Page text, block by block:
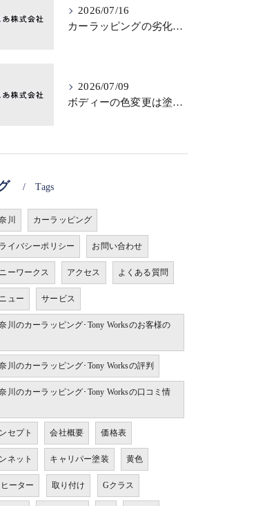
2026/07/16
カーラッピングの劣化原因は？紫外線より見落としがちな保管環境
2026/07/09
ボディーの色変更は塗装だけ？ラッピングで変わる上質感
Tags
川 カーラッピング
イバシーポリシー お問い合わせ
ーワークス アクセス よくある質問
ュー サービス
川のカーラッピング･Tony Worksのお客様の
川のカーラッピング･Tony Worksの評判
川のカーラッピング･Tony Worksの口コミ情
セプト 会社概要 価格表
ネット キャリパー塗装 黄色
ーター 取り付け Gクラス